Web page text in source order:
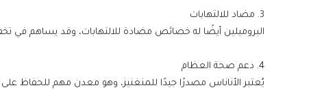
3. مضاد للالتهابات
البروميلين أيضًا له خصائص مضادة للالتهابات، وقد يساهم في
4. دعم صحة العظام
يُعتبر الأناناس مصدرًا جيدًا للمنغنيز، وهو معدن مهم للحفاظ